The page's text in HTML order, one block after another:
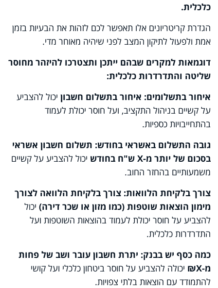
כלכלית.
הגדרת קריטריונים אלו תאפשר לכם לזהות את הבעיות בזמן
אמת ולפעול לתיקון המצב לפני שיהיה מאוחר מדי.
דוגמאות למקרים שבהם ייתכן ותצטרכו להיזהר מחוסר
שליטה והתדרדרות כלכלית:
איחור בתשלומים: איחור בתשלום חשבון יכול להצביע
על קשיים בניהול התקציב, ועל חוסר יכולת לעמוד
בהתחייבויות כספיות.
גובה התשלום באשראי בחודש: תשלום חשבון אשראי
בסכום של יותר מ-X ש"ח בחודש יכול להצביע על קשיים
משמעותיים בהחזר החוב.
צורך בלקיחת הלוואות: צורך בלקיחת הלוואה לצורך
מימון הוצאות שוטפות (כמו מזון או שכר דירה) יכול
להצביע על חוסר יכולת לעמוד בהוצאות השוטפות ועל
התדרדרות כלכלית.
כמה כסף יש בבנק: יתרת חשבון עובר ושב של פחות
מ-X
₪ יכולה להצביע על חוסר ביטחון כלכלי ועל קושי
להתמודד עם הוצאות בלתי צפויות.